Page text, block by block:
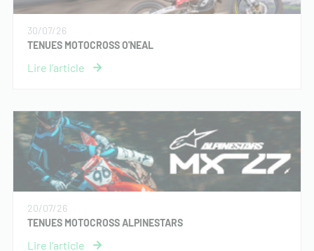
30/07/26
TENUES MOTOCROSS O'NEAL
20/07/26
TENUES MOTOCROSS ALPINESTARS